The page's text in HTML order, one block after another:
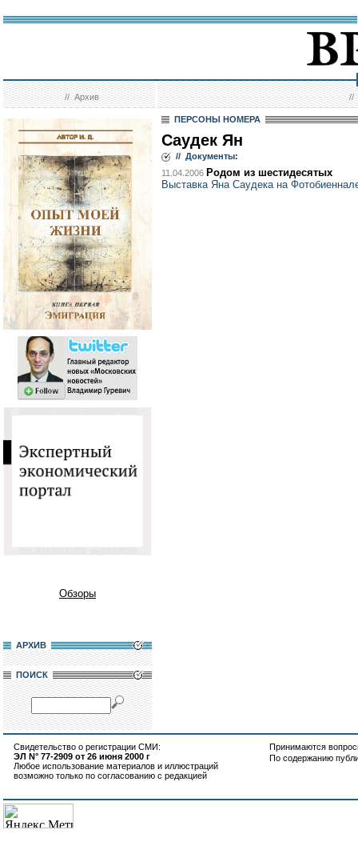
//Архив //
Обзоры
АРХИВ
ПОИСК
ПЕРСОНЫ НОМЕРА
Саудек Ян
// Документы:
11.04.2006 Родом из шестидесятых
Выставка Яна Саудека на
Свидетельство о регистрации СМИ:
ЭЛ N° 77-2909 от 26 июня 2000 г
Любое использование материалов и иллюстраций
возможно только по согласованию с редакцией
Принимаются
По содержанию